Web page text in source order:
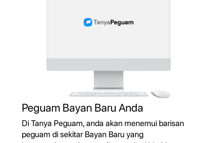
Peguam Bayan Baru Anda
Di Tanya Peguam, anda akan menemui barisan
peguam di sekitar Bayan Baru yang